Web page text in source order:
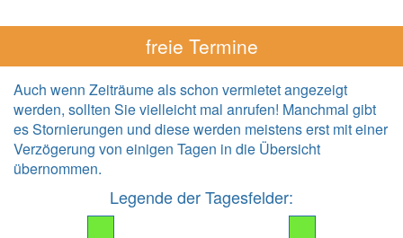
freie Termine
Auch wenn Zeiträume als schon vermietet angezeigt
werden, sollten Sie vielleicht mal anrufen! Manchmal gibt
es Stornierungen und diese werden meistens erst mit einer
Verzögerung von einigen Tagen in die Übersicht
übernommen.
Legende der Tagesfelder: